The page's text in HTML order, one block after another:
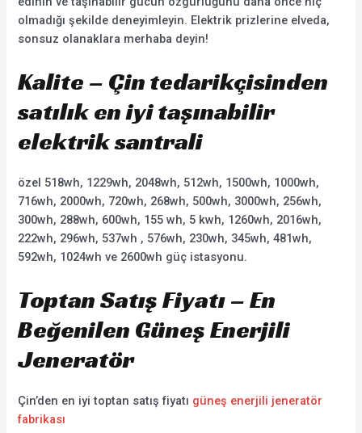
olmadığı şekilde deneyimleyin. Elektrik prizlerine elveda,
sonsuz olanaklara merhaba deyin!
Kalite – Çin tedarikçisinden
satılık en iyi taşınabilir
elektrik santrali
özel 518wh, 1229wh, 2048wh, 512wh, 1500wh, 1000wh,
716wh, 2000wh, 720wh, 268wh, 500wh, 3000wh, 256wh,
300wh, 288wh, 600wh, 155 wh, 5 kwh, 1260wh, 2016wh,
222wh, 296wh, 537wh , 576wh, 230wh, 345wh, 481wh,
592wh, 1024wh ve 2600wh güç istasyonu.
Toptan Satış Fiyatı – En
Beğenilen Güneş Enerjili
Jeneratör
Çin’den en iyi toptan satış fiyatı güneş enerjili jeneratör
fabrikası